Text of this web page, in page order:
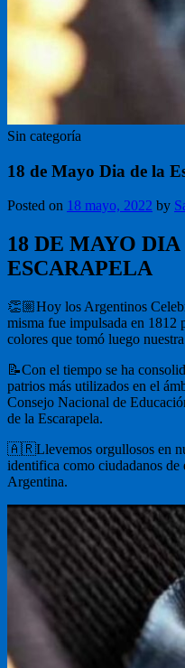
Sin categoría
18 de Mayo Dia de la
Posted on 18 mayo, 2022 by
18 DE MAYO
ESCARAPELA
👏🏼Hoy los Argentinos
misma fue impulsada en
colores que tomó luego
📝Con el tiempo se ha
patrios más utilizados en el
Consejo Nacional de
de la Escarapela.
🇦🇷Llevemos orgullosos en
identifica como ciudadanos de
Argentina.